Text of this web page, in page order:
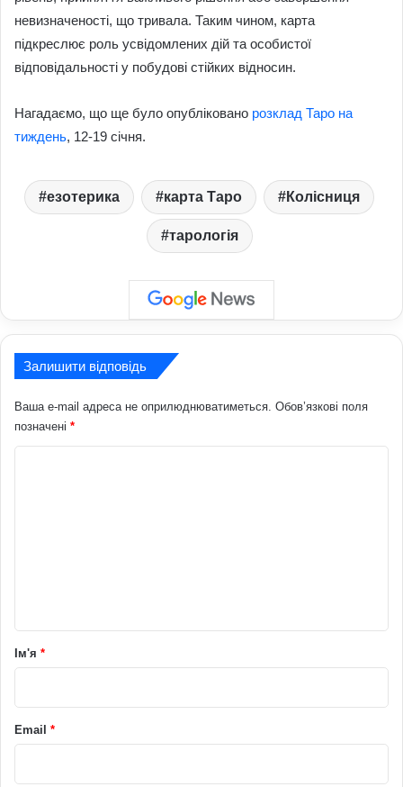
невизначеності, що тривала. Таким чином, карта
підкреслює роль усвідомлених дій та особистої
відповідальності у побудові стійких відносин.
Нагадаємо, що ще було опубліковано розклад Таро на
тиждень, 12-19 січня.
езотерика карта Таро Колісниця
тарологія
Залишити відповідь
Ваша e-mail адреса не оприлюднюватиметься. Обов’язкові поля
позначені *
рІм'я *
Email *